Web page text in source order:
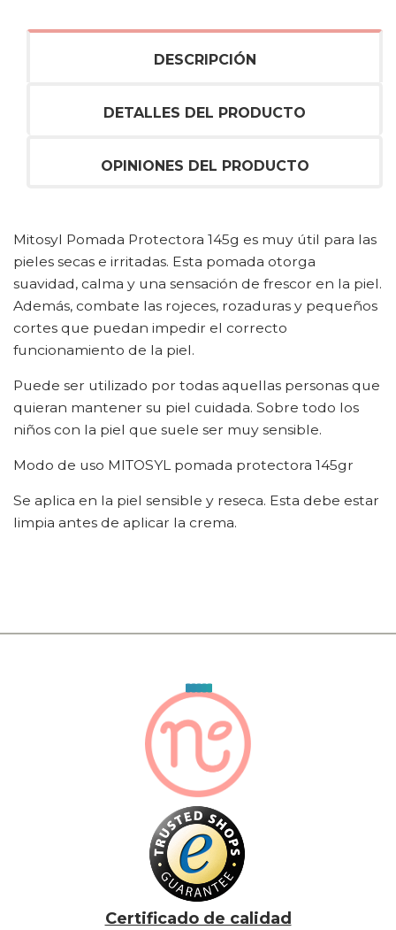
DESCRIPCIÓN
DETALLES DEL PRODUCTO
OPINIONES DEL PRODUCTO
Mitosyl Pomada Protectora 145g es muy útil para las
pieles secas e irritadas. Esta pomada otorga
suavidad, calma y una sensación de frescor en la piel.
Además, combate las rojeces, rozaduras y pequeños
cortes que puedan impedir el correcto
funcionamiento de la piel.
Puede ser utilizado por todas aquellas personas que
quieran mantener su piel cuidada. Sobre todo los
niños con la piel que suele ser muy sensible.
Modo de uso MITOSYL pomada protectora 145gr
Se aplica en la piel sensible y reseca. Esta debe estar
limpia antes de aplicar la crema.
Certificado de calidad